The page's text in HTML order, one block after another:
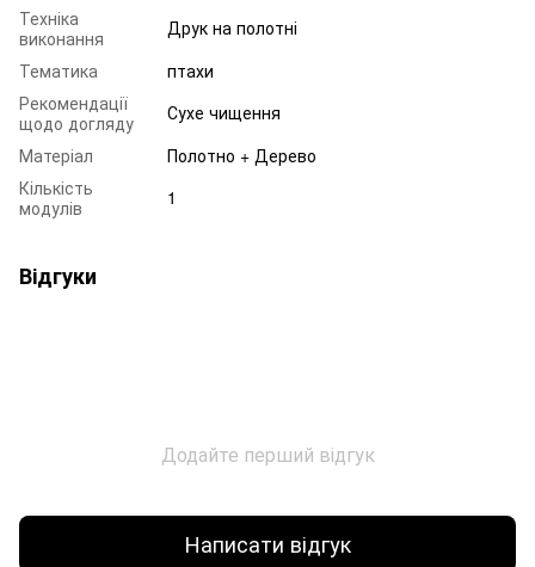
Техніка
виконання
Друк на полотні
Тематика
птахи
Рекомендації
щодо догляду
Сухе чищення
Матеріал
Полотно + Дерево
Кількість
модулів
1
Відгуки
Додайте перший відгук
Написати відгук